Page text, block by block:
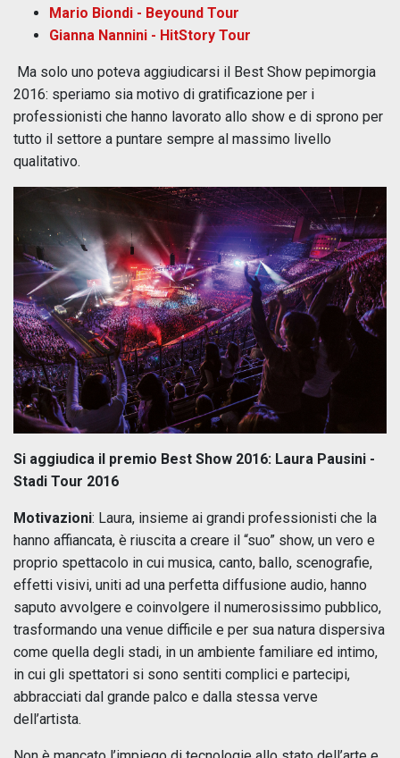
Mario Biondi - Beyound Tour
Gianna Nannini - HitStory Tour
Ma solo uno poteva aggiudicarsi il Best Show pepimorgia
2016: speriamo sia motivo di gratificazione per i
professionisti che hanno lavorato allo show e di sprono per
tutto il settore a puntare sempre al massimo livello
qualitativo.
Si aggiudica il premio Best Show 2016: Laura Pausini -
Stadi Tour 2016
Motivazioni: Laura, insieme ai grandi professionisti che la
hanno affiancata, è riuscita a creare il “suo” show, un vero e
proprio spettacolo in cui musica, canto, ballo, scenografie,
effetti visivi, uniti ad una perfetta diffusione audio, hanno
saputo avvolgere e coinvolgere il numerosissimo pubblico,
trasformando una venue difficile e per sua natura dispersiva
come quella degli stadi, in un ambiente familiare ed intimo,
in cui gli spettatori si sono sentiti complici e partecipi,
abbracciati dal grande palco e dalla stessa verve
dell’artista.